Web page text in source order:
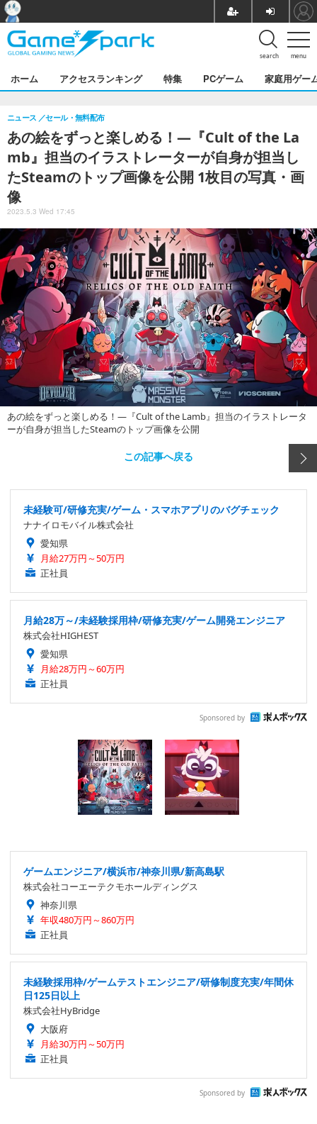
menu
search
ホーム アクセスランキング 特集 PCゲーム 家庭用ゲー
あの絵をずっと楽しめる！―『Cult of the La
mb』担当のイラストレーターが自身が担当し
たSteamのトップ画像を公開 1枚目の写真・画
像
ニュース セール・無料配布
2023.5.3 Wed 17:45
あの絵をずっと楽しめる！―『Cult of the Lamb』担当のイラストレータ
ーが自身が担当したSteamのトップ画像を公開
この記事へ戻る
未経験可/研修充実/ゲーム・スマホアプリのバグチェック
ナナイロモバイル株式会社
愛知県
月給27万円～50万円
正社員
月給28万～/未経験採用枠/研修充実/ゲーム開発エンジニア
株式会社HIGHEST
愛知県
月給28万円～60万円
正社員
Sponsored by
ゲームエンジニア/横浜市/神奈川県/新高島駅
株式会社コーエーテクモホールディングス
神奈川県
年収480万円～860万円
正社員
未経験採用枠/ゲームテストエンジニア/研修制度充実/年間休
日125日以上
株式会社HyBridge
大阪府
月給30万円～50万円
正社員
Sponsored by